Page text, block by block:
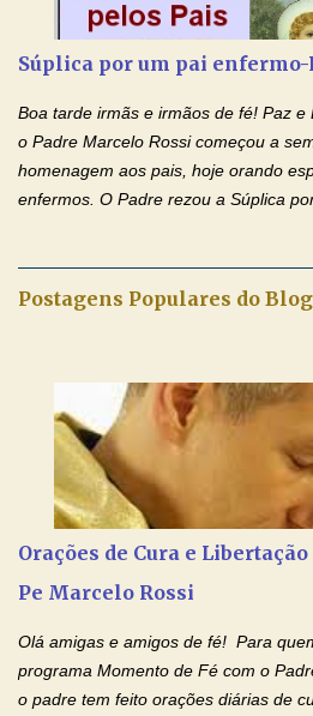
recorro a vós como intercessora entre
necessidades humanas. Peço-vos,
entregueis nas mãos do Santíssimo o
o pedido). Acolhei, Nhá Chica, no
minhas necessidades e amparai-me
Súplica por um pai
Boa tarde irmãs e irmãos de fé! Paz e
o Padre Marcelo Rossi começou a
homenagem aos pais, hoje orando
enfermos. O Padre rezou a Súplica
de Nossa Senhora. Adriana dos
aos nossos pais. Hoje nossas
que não se encontram bem de saúde,
Amados, durante toda esta semana
pais. Vamos dedicar um dia para os
estão doentes, pais que estão longe
falecidos, pais que tem problemas
Postagens Populares do Blog
Orações de Cura e
Pe Marcelo Rossi
Olá amigas e amigos de fé! Para
programa Momento de Fé com o
o padre tem feito orações diárias de